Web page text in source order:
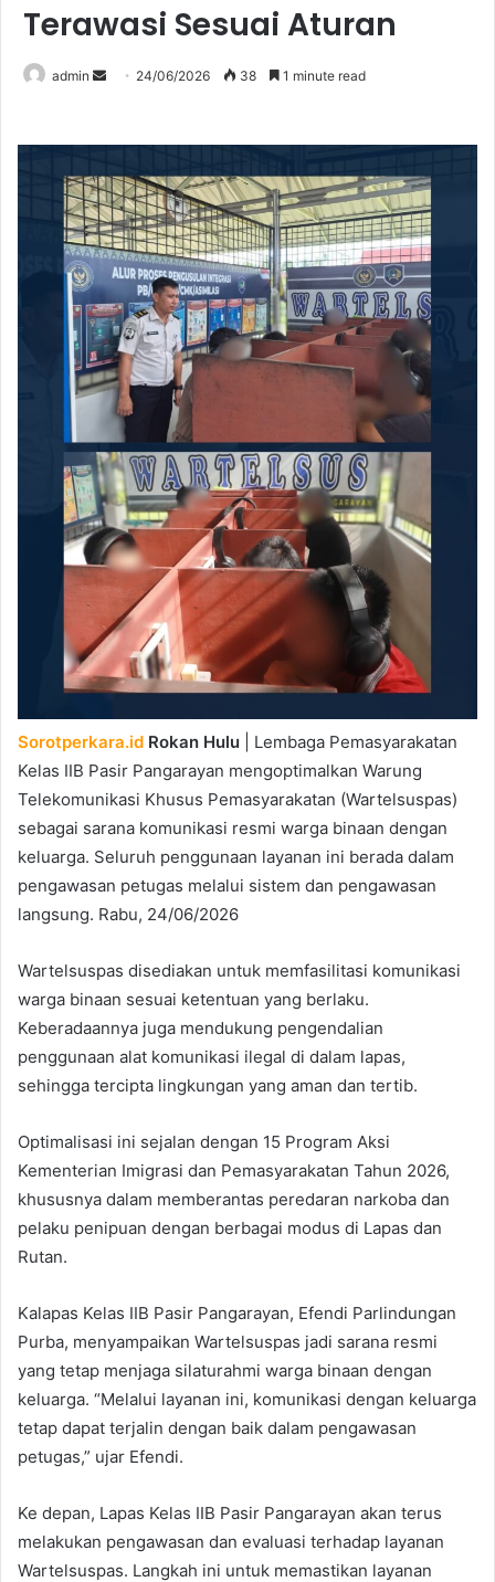
Terawasi Sesuai Aturan
admin
Send 24/06/2026 38 1 minute read
Sorotperkara.id Rokan Hulu | Lembaga Pemasyarakatan
Kelas IIB Pasir Pangarayan mengoptimalkan Warung
Telekomunikasi Khusus Pemasyarakatan (Wartelsuspas)
sebagai sarana komunikasi resmi warga binaan dengan
keluarga. Seluruh penggunaan layanan ini berada dalam
pengawasan petugas melalui sistem dan pengawasan
langsung. Rabu, 24/06/2026
Wartelsuspas disediakan untuk memfasilitasi komunikasi
warga binaan sesuai ketentuan yang berlaku.
Keberadaannya juga mendukung pengendalian
penggunaan alat komunikasi ilegal di dalam lapas,
sehingga tercipta lingkungan yang aman dan tertib.
Optimalisasi ini sejalan dengan 15 Program Aksi
Kementerian Imigrasi dan Pemasyarakatan Tahun 2026,
khususnya dalam memberantas peredaran narkoba dan
pelaku penipuan dengan berbagai modus di Lapas dan
Rutan.
Kalapas Kelas IIB Pasir Pangarayan, Efendi Parlindungan
Purba, menyampaikan Wartelsuspas jadi sarana resmi
yang tetap menjaga silaturahmi warga binaan dengan
keluarga. “Melalui layanan ini, komunikasi dengan keluarga
tetap dapat terjalin dengan baik dalam pengawasan
petugas,” ujar Efendi.
Ke depan, Lapas Kelas IIB Pasir Pangarayan akan terus
melakukan pengawasan dan evaluasi terhadap layanan
Wartelsuspas. Langkah ini untuk memastikan layanan